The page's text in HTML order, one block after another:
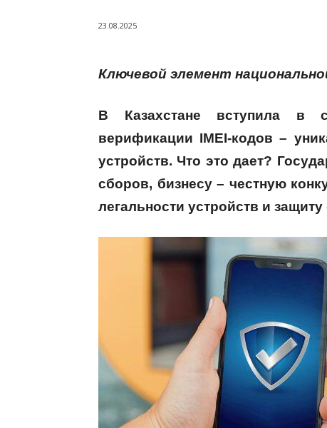
23.08.2025
Ключевой элемент
В Казахстане вступила в
верификации IMEI-кодов –
устройств. Что это дает?
сборов, бизнесу – честную
легальности устройств и